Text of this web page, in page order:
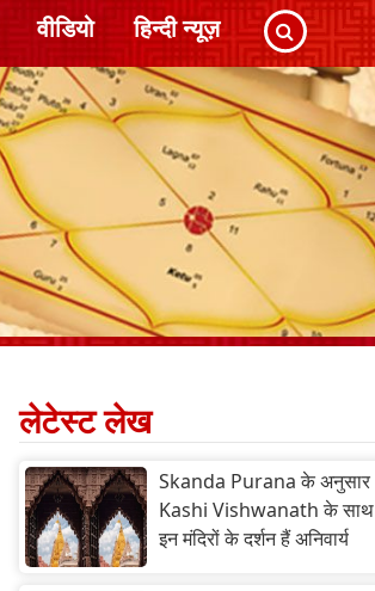
वीडियो हिन्दी न्यूज़
लेटेस्ट लेख
Skanda Purana के अनुसार
Kashi Vishwanath के साथ
इन मंदिरों के दर्शन हैं अनिवार्य